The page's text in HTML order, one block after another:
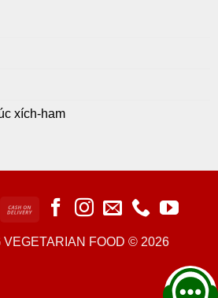
xích-ham
FOOD © 2026